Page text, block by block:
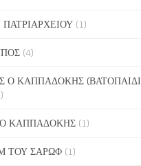
(1)
(4)
Ο ΚΑΠΠΑΔΟΚΗΣ (ΒΑΤΟΠΑΙΔΙ
Ο ΚΑΠΠΑΔΟΚΗΣ (1)
ΤΟΥ ΣΑΡΩΦ(1)